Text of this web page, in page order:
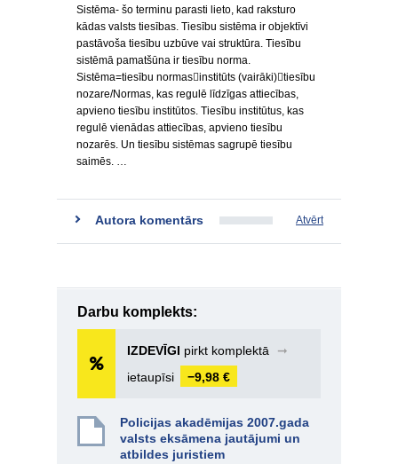
Sistēma- šo terminu parasti lieto, kad raksturo
kādas valsts tiesības. Tiesību sistēma ir objektīvi
pastāvoša tiesību uzbūve vai struktūra. Tiesību
sistēmā pamatšūna ir tiesību norma.
Sistēma=tiesību normasinstitūts (vairāki)tiesību
nozare/Normas, kas regulē līdzīgas attiecības,
apvieno tiesību institūtos. Tiesību institūtus, kas
regulē vienādas attiecības, apvieno tiesību
nozarēs. Un tiesību sistēmas sagrupē tiesību
saimēs. …
Autora komentārs Atvērt
Darbu komplekts:
IZDEVĪGI pirkt komplektā
➞
ietaupīsi
−9,98 €
Policijas akadēmijas 2007.gada
valsts eksāmena jautājumi un
atbildes juristiem